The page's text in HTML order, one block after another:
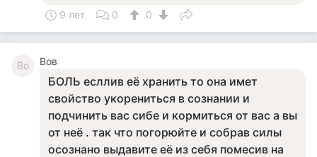
9 лет 0 0
Во Вов
БОЛЬ есллив её хранить то она имет
свойство укорениться в сознании и
подчинить вас сибе и кормиться от вас а вы
от неё . так что погорюйте и собрав силы
осознано выдавите её из себя помесив на